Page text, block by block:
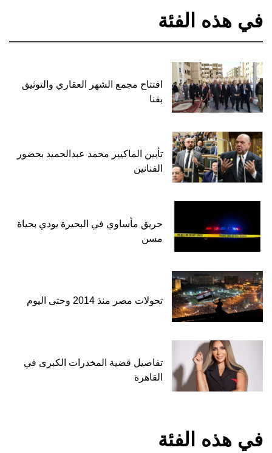
في هذه الفئة
افتتاح مجمع الشهر العقاري والتوثيق
بقنا
تأبين الماكيير محمد عبدالحميد بحضور
الفنانين
حريق مأساوي في البحيرة يودي بحياة
مسن
تحولات مصر منذ 2014 وحتى اليوم
تفاصيل قضية المخدرات الكبرى في
القاهرة
في هذه الفئة